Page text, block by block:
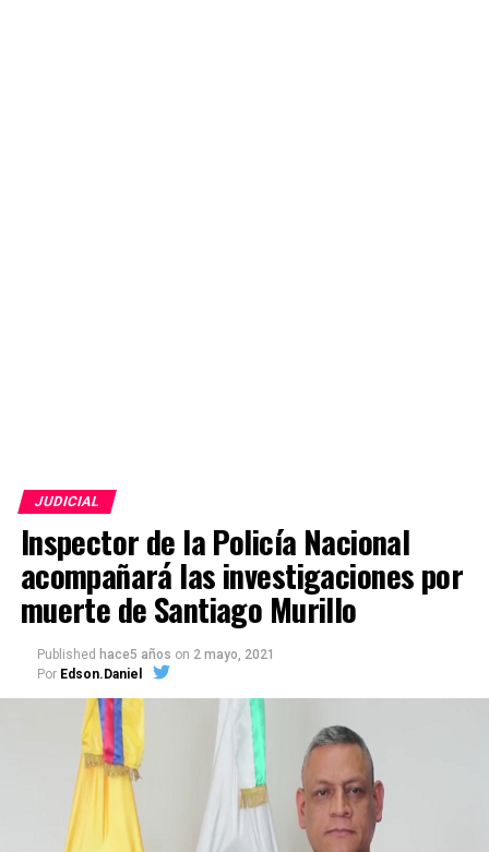
JUDICIAL
Inspector de la Policía Nacional
acompañará las investigaciones por
muerte de Santiago Murillo
Published hace5 años on 2 mayo, 2021
Por Edson.Daniel